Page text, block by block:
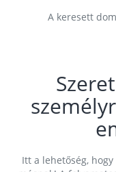
A keresett
Itt a lehetőség,